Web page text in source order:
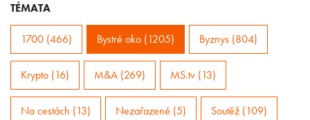
TÉMATA
1700 (466) Bystré oko (1205) Byznys (804)
Krypto (16) M&A (269) MS.tv (13)
Na cestách (13) Nezařazené (5) Soutěž (109)